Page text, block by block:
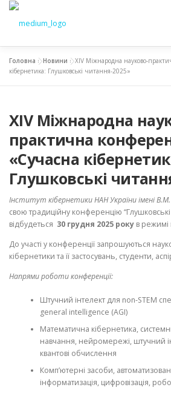
НОВИНИ ОСВІТА
СТУДЕНТАМ
Головна »Новини »ХIV Міжнародна науково-
кібернетика: Глушковські читання-2025»
ХIV Міжнародна
практична
«Сучасна
Глушковські
Інститут кібернетикиНАН України імені
свою традиційну конференцію
відбудеться 30 грудня 2025 року в режимі
До участі у конференції запрошуються
кібернетики та її застосувань, студенти,
Напрями роботи конференції:
Штучний інтелект для non-STEM
general intelligence (AGI)
Математична кібернетика,
навчання, нейромережі, штучний
квантові обчислення
Комп’ютерні засоби,
інформатизація, цифровізація,